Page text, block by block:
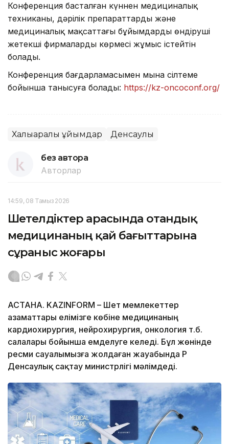
Конференция басталған күннен медициналық
техниканы, дәрілік препараттарды және
медициналық мақсаттағы бұйымдарды өндіруші
жетекші фирмалардың көрмесі жұмыс істейтін
болады.
Конференция бағдарламасымен мына сілтеме
бойынша танысуға болады: https://kz-oncoconf.org/
Халықаралық ұйымдар Денсаулық
без автора
Авторлар
14:59, 08 Тамыз 2026
Шетелдіктер арасында отандық
медицинаның қай бағыттарына
сұраныс жоғары
АСТАНА. KAZINFORM – Шет мемлекеттер
азаматтары елімізге көбіне медицинаның
кардиохирургия, нейрохирургия, онкология т.б.
салалары бойынша емделуге келеді. Бұл жөнінде
ресми сауалымызға жолдаған жауабында ҚР
Денсаулық сақтау министрлігі мәлімдеді.